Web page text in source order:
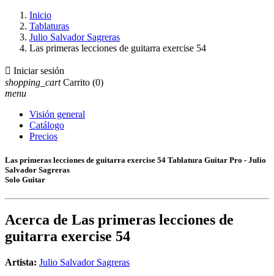
Inicio
Tablaturas
Julio Salvador Sagreras
Las primeras lecciones de guitarra exercise 54
 Iniciar sesión
shopping_cart Carrito (0)
menu
Visión general
Catálogo
Precios
Las primeras lecciones de guitarra exercise 54 Tablatura Guitar Pro - Julio
Salvador Sagreras
Solo Guitar
Acerca de Las primeras lecciones de
guitarra exercise 54
Artista: Julio Salvador Sagreras